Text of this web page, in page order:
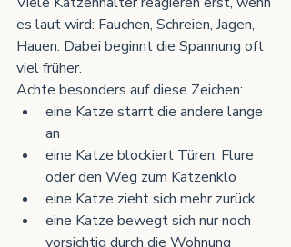
es laut wird: Fauchen, Schreien, Jagen,
Hauen. Dabei beginnt die Spannung oft
viel früher.
Achte besonders auf diese Zeichen:
eine Katze starrt die andere lange
an
eine Katze blockiert Türen, Flure
oder den Weg zum Katzenklo
eine Katze zieht sich mehr zurück
eine Katze bewegt sich nur noch
vorsichtig durch die Wohnung